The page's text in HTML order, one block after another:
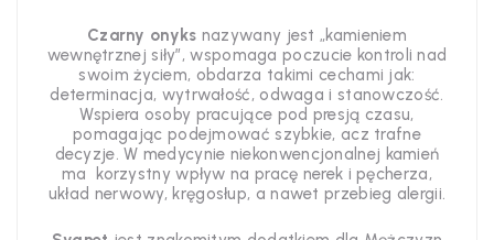
Czarny onyks nazywany jest „kamieniem
wewnętrznej siły”,wspomaga poczucie kontroli nad
swoim życiem, obdarza takimi cechami jak:
determinacja, wytrwałość, odwaga i stanowczość.
Wspiera osoby pracujące pod presją czasu,
pomagając podejmować szybkie, acz trafne
decyzje. W medycynie niekonwencjonalnej kamień
ma korzystny wpływ na pracę nerek i pęcherza,
układ nerwowy, kręgosłup, a nawet przebieg alergii.